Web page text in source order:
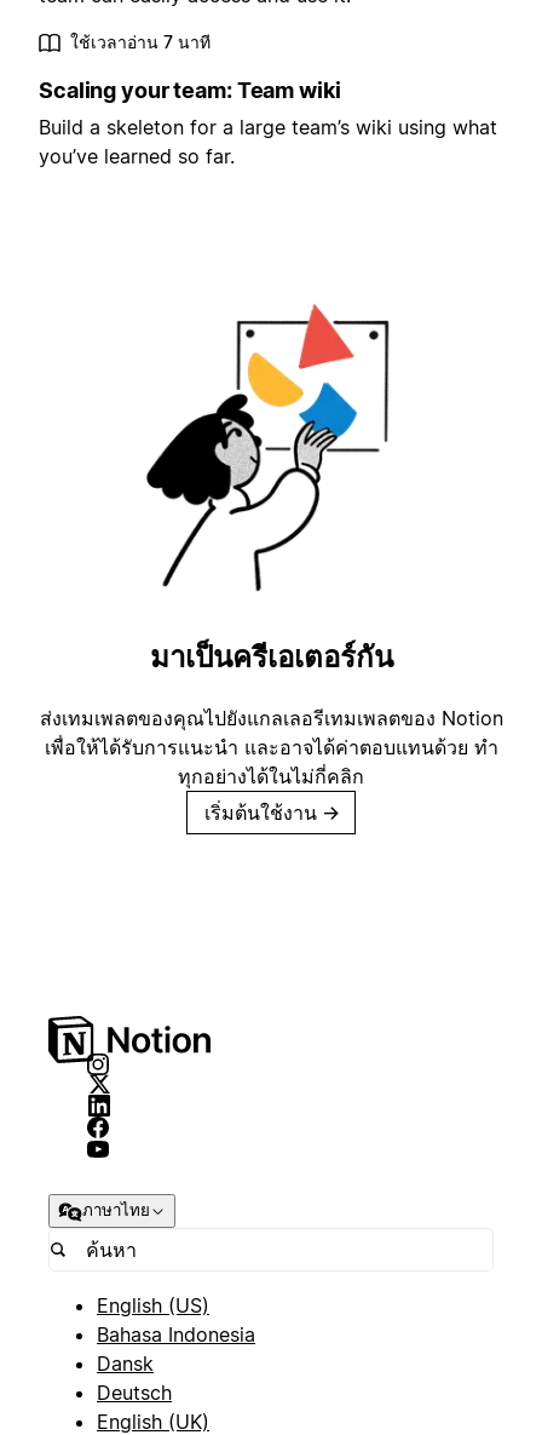
ใช้เวลาอ่าน 7 นาที
Scaling your team: Team wiki
Build a skeleton for a large team’s wiki using what
you’ve learned so far.
มาเป็นครีเอเตอร์กัน
ส่งเทมเพลตของคุณไปยังแกลเลอรีเทมเพลตของ Notion
เพื่อให้ได้รับการแนะนำ และอาจได้ค่าตอบแทนด้วย ทำ
ทุกอย่างได้ในไม่กี่คลิก
เริ่มต้นใช้งาน →
ภาษาไทย
English (US)
Bahasa Indonesia
Dansk
Deutsch
English (UK)